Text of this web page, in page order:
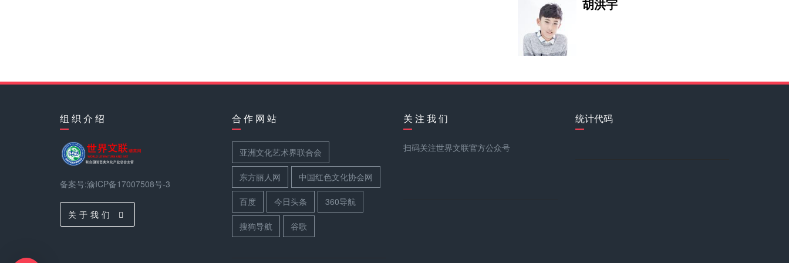
圣融轩
胡洪宇
孙诗怡
组 织 介 绍
备案号:渝ICP备17007508号-3
关 于 我 们
合 作 网 站
亚洲文化艺术界联合会
东方丽人网 中国红色文化协会网
百度 今日头条 360导航
搜狗导航 谷歌
关 注 我 们
扫码关注世界文联官方公众号
统计代码